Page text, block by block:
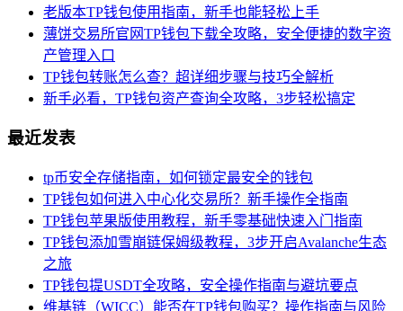
老版本TP钱包使用指南，新手也能轻松上手
薄饼交易所官网TP钱包下载全攻略，安全便捷的数字资
产管理入口
TP钱包转账怎么查？超详细步骤与技巧全解析
新手必看，TP钱包资产查询全攻略，3步轻松搞定
最近发表
tp币安全存储指南，如何锁定最安全的钱包
TP钱包如何进入中心化交易所？新手操作全指南
TP钱包苹果版使用教程，新手零基础快速入门指南
TP钱包添加雪崩链保姆级教程，3步开启Avalanche生态
之旅
TP钱包提USDT全攻略，安全操作指南与避坑要点
维基链（WICC）能否在TP钱包购买？操作指南与风险